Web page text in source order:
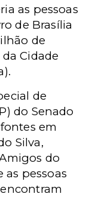
as pessoas
de Brasília
de
Cidade
de
do Senado
em
Silva,
do
as pessoas